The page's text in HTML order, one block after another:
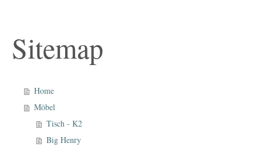
Sitemap
Home
Möbel
Tisch - K2
Big Henry